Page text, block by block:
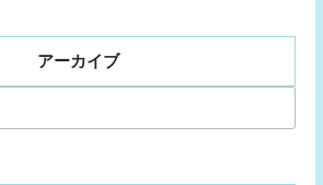
アーカイブ